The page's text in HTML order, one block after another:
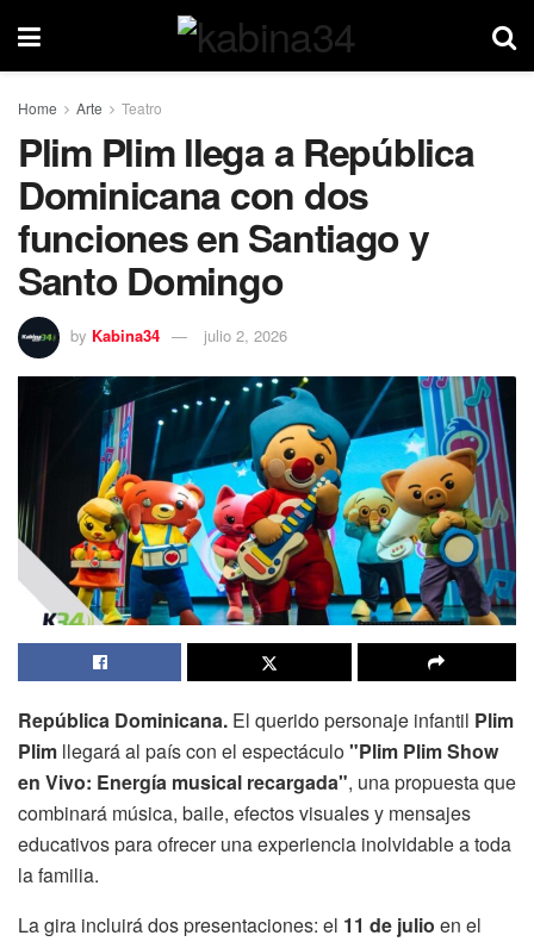
Home Arte Teatro
Plim Plim llega a República
Dominicana con dos
funciones en Santiago y
Santo Domingo
by Kabina34 julio 2, 2026
República Dominicana. El querido personaje infantil Plim
Plim llegará al país con el espectáculo"Plim Plim Show
en Vivo: Energía musical recargada", una propuesta que
combinará música, baile, efectos visuales y mensajes
educativos para ofrecer una experiencia inolvidable a toda
la familia.
La gira incluirá dos presentaciones: el 11 de julio en el